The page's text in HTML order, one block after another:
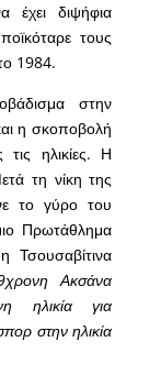
έχει διψήφια
τους
1984.
στην
η σκοποβολή
ηλικίες. Η
τη νίκη της
το γύρο του
Πρωτάθλημα
Ακσάνα
ηλικία για
στην ηλικία